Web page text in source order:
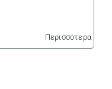
Περισσότερα